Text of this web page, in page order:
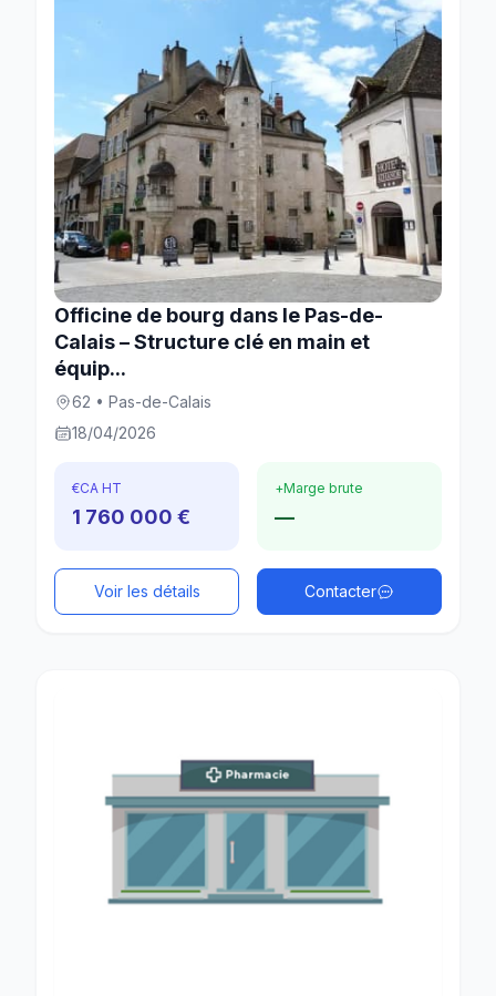
Officine de bourg dans le Pas-de-
Calais – Structure clé en main et
équip...
62 • Pas-de-Calais
18/04/2026
€CA HT
1 760 000 €
+Marge brute
—
Voir les détails Contacter